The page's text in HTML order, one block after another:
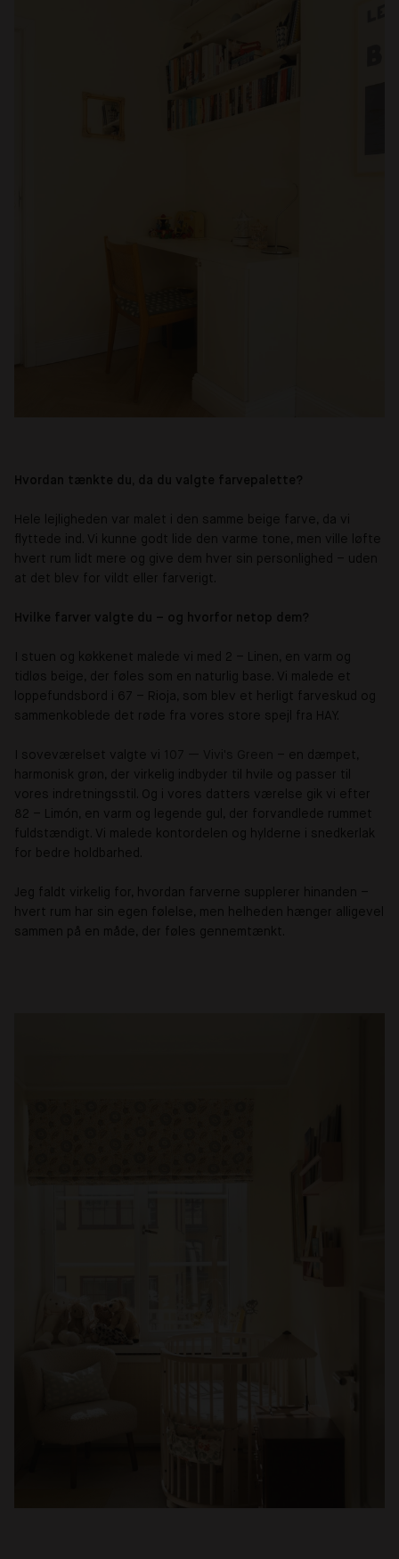
Hvordan tænkte du, da du valgte farvepalette?
Hele lejligheden var malet i den samme beige farve, da vi
flyttede ind. Vi kunne godt lide den varme tone, men ville løfte
hvert rum lidt mere og give dem hver sin personlighed – uden
at det blev for vildt eller farverigt.
Hvilke farver valgte du – og hvorfor netop dem?
I stuen og køkkenet malede vi med 2 – Linen, en varm og
tidløs beige, der føles som en naturlig base. Vi malede et
loppefundsbord i 67 – Rioja, som blev et herligt farveskud og
sammenkoblede det røde fra vores store spejl fra HAY.
I soveværelset valgte vi
– en dæmpet,
harmonisk grøn, der virkelig indbyder til hvile og passer til
vores indretningsstil. Og i vores datters værelse gik vi efter
82 – Limón, en varm og legende gul, der forvandlede rummet
fuldstændigt. Vi malede kontordelen og hylderne i snedkerlak
for bedre holdbarhed.
Jeg faldt virkelig for, hvordan farverne supplerer hinanden –
hvert rum har sin egen følelse, men helheden hænger alligevel
sammen på en måde, der føles gennemtænkt.